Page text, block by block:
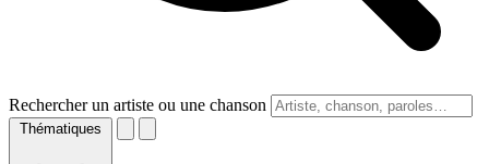
Rechercher un artiste ou une chanson
Thématiques